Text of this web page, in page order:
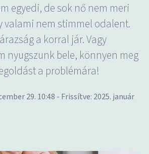
egyedi, de sok nő nem meri
valami nem stimmel odalent.
a korral jár. Vagy
nyugszunk bele, könnyen meg
a problémára!
29. 10:48 - Frissítve: 2025. január